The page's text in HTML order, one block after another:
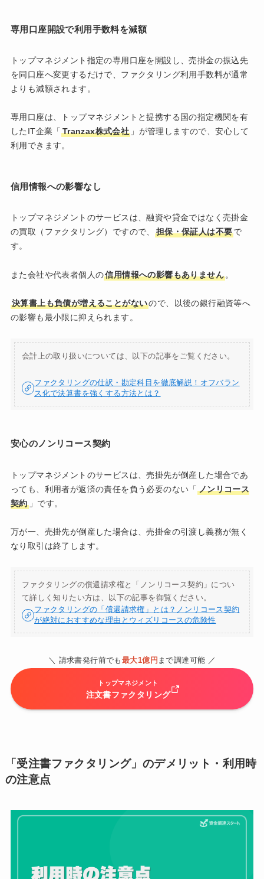
専用口座開設で利用手数料を減額
トップマネジメント指定の専用口座を開設し、売掛金の振込先
を同口座へ変更するだけで、ファクタリング利用手数料が通常
よりも減額されます。
専用口座は、トップマネジメントと提携する国の指定機関を有
したIT企業「 Tranzax株式会社 」が管理しますので、安心して
利用できます。
信用情報への影響なし
トップマネジメントのサービスは、融資や貸金ではなく売掛金
の買取（ファクタリング）ですので、
担保・保証人は不要で
す。
また会社や代表者個人の信用情報への影響もありません 。
決算書上も負債が増えることがないので、以後の銀行融資等へ
の影響も最小限に抑えられます。
会計上の取り扱いについては、以下の記事をご覧ください。
ファクタリングの仕訳・勘定科目を徹底解説！オフバラン
ス化で決算書を強くする方法とは？
安心のノンリコース契約
トップマネジメントのサービスは、売掛先が倒産した場合であ
っても、利用者が返済の責任を負う必要のない「 ノンリコース
契約」です。
万が一、売掛先が倒産した場合は、売掛金の引渡し義務が無く
なり取引は終了します。
ファクタリングの償還請求権と「ノンリコース契約」につい
て詳しく知りたい方は、以下の記事を御覧ください。
ファクタリングの「償還請求権」とは？ノンリコース契約
が絶対におすすめな理由とウィズリコースの危険性
＼ 請求書発行前でも 最大1億円 まで調達可能 ／
トップマネジメント
注文書ファクタリング
「受注書ファクタリング」のデメリット・利用時
の注意点